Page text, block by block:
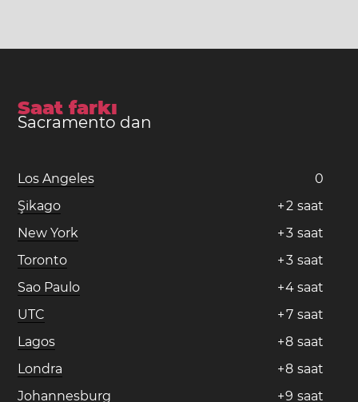
Saat farkı
Sacramento dan
Los Angeles
0
Şikago
+2 saat
New York
+3 saat
Toronto
+3 saat
Sao Paulo
+4 saat
UTC
+7 saat
Lagos
+8 saat
Londra
+8 saat
Johannesburg
+9 saat